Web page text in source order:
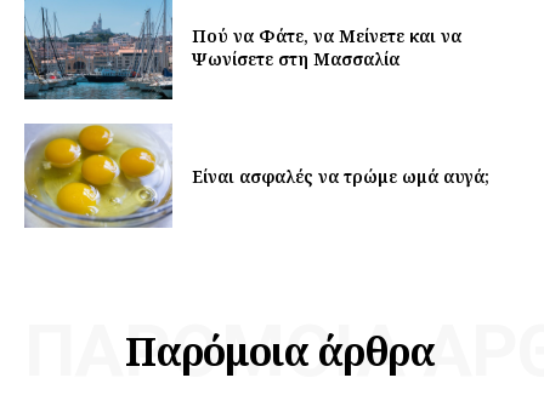
Πού να Φάτε, να Μείνετε και να
Ψωνίσετε στη Μασσαλία
Είναι ασφαλές να τρώμε ωμά αυγά;
Παρόμοια άρθρα
ΠΑΡΌΜΟΙΑ